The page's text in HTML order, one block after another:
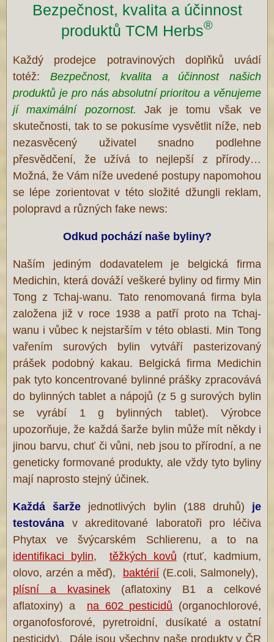
Bezpečnost, kvalita a účinnost
produktů TCM Herbs®
Každý prodejce potravinových doplňků uvádí
totéž: Bezpečnost, kvalita a účinnost našich
produktů je pro nás absolutní prioritou a věnujeme
jí maximální pozornost. Jak je tomu však ve
skutečnosti, tak to se pokusíme vysvětlit níže, neb
nezasvěcený uživatel snadno podlehne
přesvědčení, že užívá to nejlepší z přírody…
Možná, že Vám níže uvedené postupy napomohou
se lépe zorientovat v této složité džungli reklam,
polopravd a různých fake news:
Odkud pochází naše byliny?
Naším jediným dodavatelem je belgická firma
Medichin, která dováží veškeré byliny od firmy Min
Tong z Tchaj-wanu. Tato renomovaná firma byla
založena již v roce 1938 a patří proto na Tchaj-
wanu i vůbec k nejstarším v této oblasti. Min Tong
vařením surových bylin vytváří pasterizovaný
prášek podobný kakau. Belgická firma Medichin
pak tyto koncentrované bylinné prášky zpracovává
do bylinných tablet a nápojů (z 5 g surových bylin
se vyrábí 1 g bylinných tablet). Výrobce
upozorňuje, že každá šarže bylin může mít někdy i
jinou barvu, chuť či vůni, neb jsou to přírodní, a ne
geneticky formované produkty, ale vždy tyto byliny
mají naprosto stejný účinek.
Každá šarže jednotlivých bylin (188 druhů) je
testována v akreditované laboratoři pro léčiva
Phytax ve švýcarském Schlierenu, a to na
identifikaci bylin,těžkých kovů (rtuť, kadmium,
olovo, arzén a měď), baktérií (E.coli, Salmonely),
plísní a kvasinek (aflatoxiny B1 a celkové
aflatoxiny) a na 602 pesticidů (organochlorové,
organofosforové, pyretroidní, dusíkaté a ostatní
pesticidy). Dále jsou všechny naše produkty v ČR